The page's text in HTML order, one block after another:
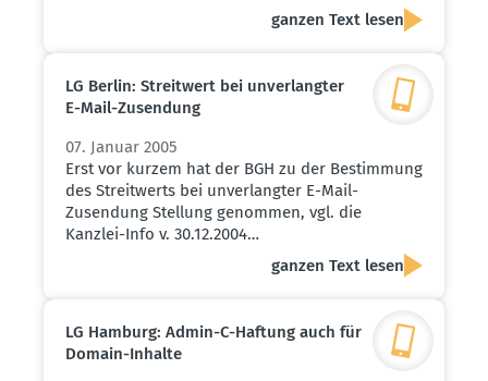
ganzen Text lesen
LG Berlin: Streitwert bei unver­langter
E-Mail-Zusendung
07. Januar 2005
Erst vor kurzem hat der BGH zu der Bestimmung
des Streitwerts bei unverlangter E-Mail-
Zusendung Stellung genommen, vgl. die
Kanzlei-Info v. 30.12.2004…
ganzen Text lesen
LG Hamburg: Admin-C-Haftung auch für
Domain-Inhalte